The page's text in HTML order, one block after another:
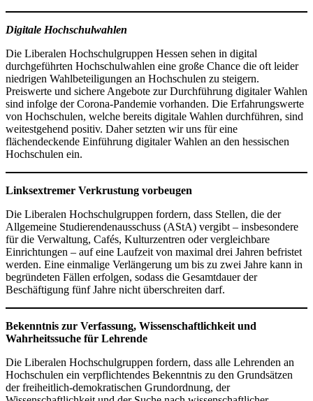
Digitale Hochschulwahlen
Die Liberalen Hochschulgruppen Hessen sehen in digital
durchgeführten Hochschulwahlen eine große Chance die oft leider
niedrigen Wahlbeteiligungen an Hochschulen zu steigern.
Preiswerte und sichere Angebote zur Durchführung digitaler Wahlen
sind infolge der Corona-Pandemie vorhanden. Die Erfahrungswerte
von Hochschulen, welche bereits digitale Wahlen durchführen, sind
weitestgehend positiv. Daher setzten wir uns für eine
flächendeckende Einführung digitaler Wahlen an den hessischen
Hochschulen ein.
Linksextremer Verkrustung vorbeugen
Die Liberalen Hochschulgruppen fordern, dass Stellen, die der
Allgemeine Studierendenausschuss (AStA) vergibt – insbesondere
für die Verwaltung, Cafés, Kulturzentren oder vergleichbare
Einrichtungen – auf eine Laufzeit von maximal drei Jahren befristet
werden. Eine einmalige Verlängerung um bis zu zwei Jahre kann in
begründeten Fällen erfolgen, sodass die Gesamtdauer der
Beschäftigung fünf Jahre nicht überschreiten darf.
Bekenntnis zur Verfassung, Wissenschaftlichkeit und
Wahrheitssuche für Lehrende
Die Liberalen Hochschulgruppen fordern, dass alle Lehrenden an
Hochschulen ein verpflichtendes Bekenntnis zu den Grundsätzen
der freiheitlich-demokratischen Grundordnung, der